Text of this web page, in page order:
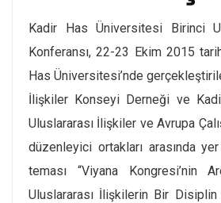
Kadir Has Üniversitesi Birinci
Konferansı, 22-23 Ekim 2015
Has Üniversitesi’nde
İlişkiler Konseyi Derneği ve
Uluslararası İlişkiler ve Avrupa
düzenleyici ortakları arasında yer
teması “Viyana Kongresi’nin
Uluslararası İlişkilerin Bir